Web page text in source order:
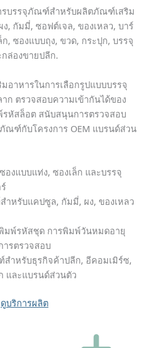
รบรรจุภัณฑ์สำหรับผลิตภัณฑ์เสริม
, กัมมี่, ซอฟต์เจล, ของเหลว, บาร์
, ซองแบบถุง, ขวด, กระปุก, บรรจุ
ล่องขายปลีก.
อาหารในการเลือกรูปแบบบรรจุ
ตรวจสอบความเข้ากันได้ของ
หัสล็อต สนับสนุนการตรวจสอบ
ณฑ์กับโครงการ OEM แบรนด์ส่วน
องแบบแท่ง, ซองเล็ก และบรรจุ
หรับแคปซูล, กัมมี่, ผง, ของเหลว
มพ์รหัสชุด การพิมพ์วันหมดอายุ
รตรวจสอบ
ำหรับธุรกิจค้าปลีก, อีคอมเมิร์ซ,
และแบรนด์ส่วนตัว
ดูบริการผลิต